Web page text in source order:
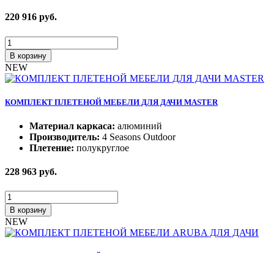
220 916 руб.
В корзину
NEW
КОМПЛЕКТ ПЛЕТЕНОЙ МЕБЕЛИ ДЛЯ ДАЧИ MASTER
Материал каркаса: алюминий
Производитель: 4 Seasons Outdoor
Плетение: полукруглое
228 963 руб.
В корзину
NEW